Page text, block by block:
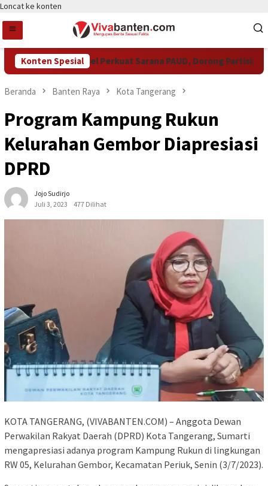
Loncat ke konten
Konten Spesial
Pemkot Tangsel Perkuat Sarana PAUD, Dorong Partisipasi
Beranda Banten Raya Kota Tangerang
Program Kampung Rukun
Kelurahan Gembor Diapresiasi
DPRD
Jojo Sudirjo
Juli 3, 2023
477 Dilihat
KOTA TANGERANG, (VIVABANTEN.COM) – Anggota Dewan
Perwakilan Rakyat Daerah (DPRD) Kota Tangerang, Sumarti
mengapresiasi adanya program Kampung Rukun di lingkungan
RW 05, Kelurahan Gembor, Kecamatan Periuk, Senin (3/7/2023).